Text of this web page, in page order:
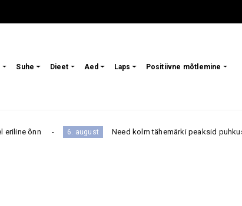
Suhe Dieet Aed Laps Positiivne mõtlemine
6. august Need kolm tähemärki peaksid puhkusel olles